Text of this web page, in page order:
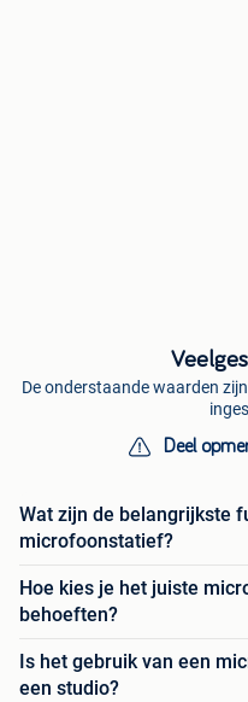
De onderstaande waarden
Deel
Wat zijn de belangrijkste
microfoonstatief?
Hoe kies je het juiste
behoeften?
Is het gebruik van een
een studio?